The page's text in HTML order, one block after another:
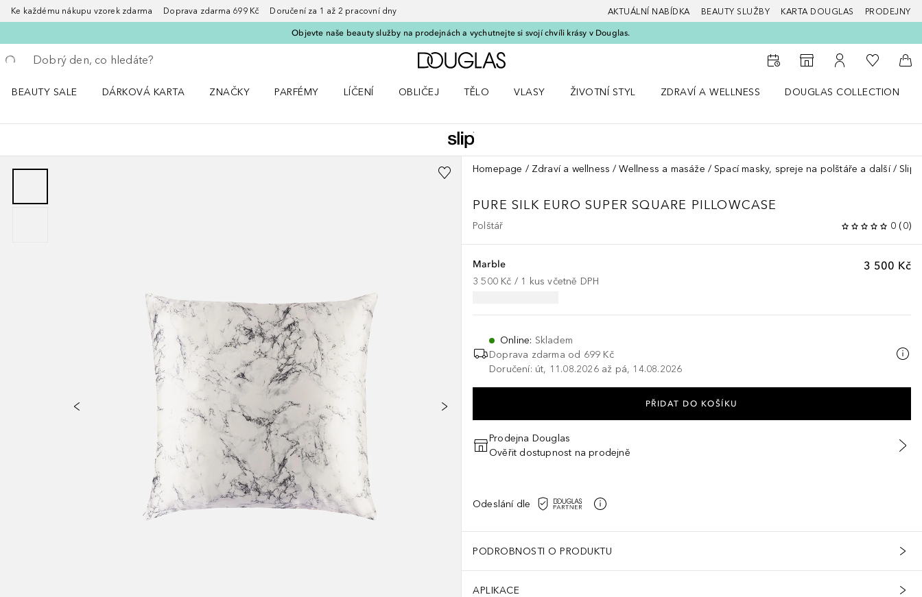
Ke každému nákupu vzorek zdarma Doprava zdarma 699 Kč Doručení za 1 až 2 pracovní dny AKTUÁLNÍ NABÍDKA BEAUTY SLUŽBY KARTA DOUGLAS PRODEJNY
Objevte naše beauty služby na prodejnách a vychutnejte si svojí chvíli krásy v Douglas.
Vraťte se
Proveďte vyhledávání
Domů
K vyhledávači prodejen
K mému účtu
K mému
Do
BEAUTY SALE
DÁRKOVÁ KARTA
ZNAČKY
PARFÉMY
LÍČENÍ
OBLIČEJ
TĚLO
VLASY
ŽIVOTNÍ STYL
ZDRAVÍ A WELLNESS
DOUGLAS COLLECTION
Homepage Zdraví a wellness Wellness a masáže Spací masky, spreje na polštáře a další Slip
PURE SILK EURO SUPER SQUARE PILLOWCASE
Polštář 0 (0)
3 500 Kč
Marble
3 500 Kč / 1 kus včetně DPH
Online: Skladem
Doprava zdarma od 699 Kč
Doručení: út, 11.08.2026 až pá, 14.08.2026
PŘIDAT DO KOŠÍKU
Prodejna Douglas
Ověřit dostupnost na prodejně
Odeslání dle
PODROBNOSTI O PRODUKTU
APLIKACE